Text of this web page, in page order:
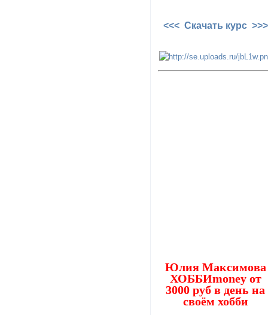
<<< Скачать курс >>>
Юлия Максимова
ХОББИmoney от
3000 руб в день на
своём хобби